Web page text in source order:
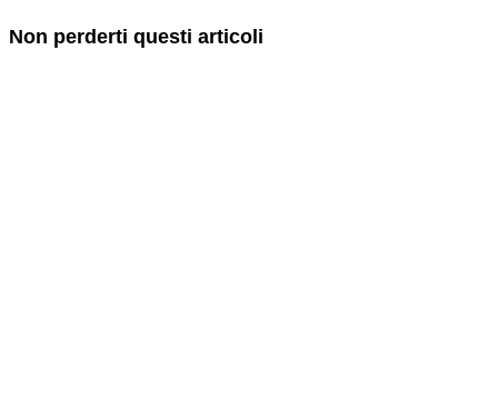
Non perderti questi articoli